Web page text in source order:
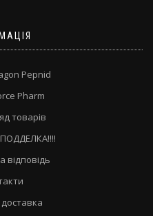
Pepnid
Pharm
товарів
відповідь